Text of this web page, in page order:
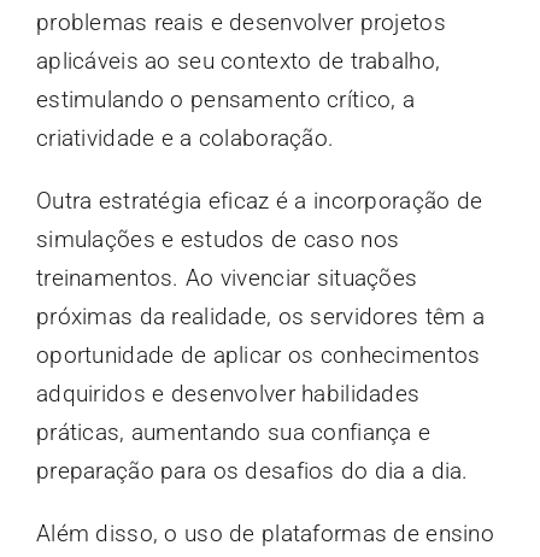
problemas reais e desenvolver projetos
aplicáveis ao seu contexto de trabalho,
estimulando o pensamento crítico, a
criatividade e a colaboração.
Outra estratégia eficaz é a incorporação de
simulações e estudos de caso nos
treinamentos. Ao vivenciar situações
próximas da realidade, os servidores têm a
oportunidade de aplicar os conhecimentos
adquiridos e desenvolver habilidades
práticas, aumentando sua confiança e
preparação para os desafios do dia a dia.
Além disso, o uso de plataformas de ensino